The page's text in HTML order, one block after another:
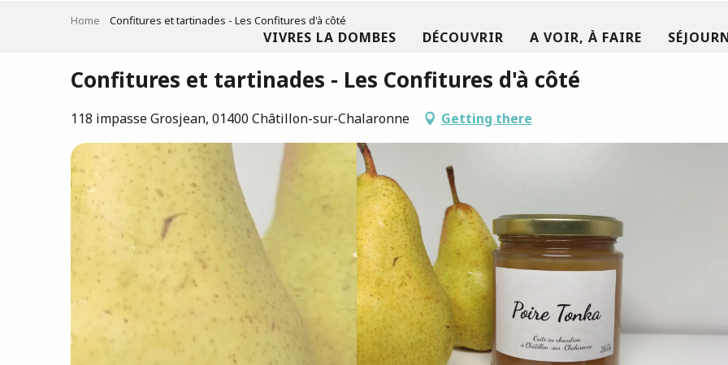
VIVRES LA DOMBES DÉCOUVRIR A VOIR, À FAIRE
Home Confitures et tartinades - Les Confitures d'à côté
Confitures et tartinades - Les Confitures d'à côté
118 impasse Grosjean, 01400 Châtillon-sur-Chalaronne
Getting there